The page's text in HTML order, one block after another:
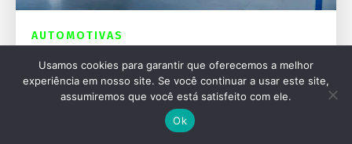
AUTOMOTIVAS
Ford Fathom: A nova picape elétrica de US$
28 mil
Usamos cookies para garantir que oferecemos a melhor
experiência em nosso site. Se você continuar a usar este site,
assumiremos que você está satisfeito com ele.
Ok